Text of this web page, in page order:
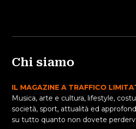
Chi siamo
IL MAGAZINE A TRAFFICO
Musica, arte e cultura, lifestyle,
società, sport, attualità ed
su tutto quanto non dovete perdervi